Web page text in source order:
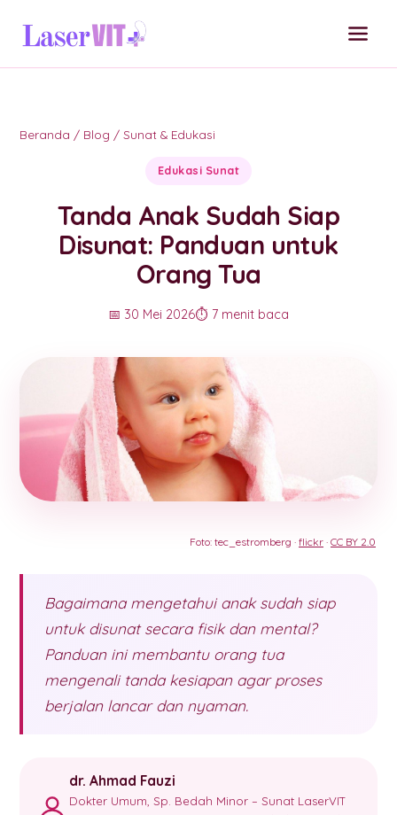
Beranda / Blog / Sunat & Edukasi
Edukasi Sunat
Tanda Anak Sudah Siap
Disunat: Panduan untuk
Orang Tua
📅 30 Mei 2026⏱️ 7 menit baca
Foto: tec_estromberg · flickr · CC BY 2.0
Bagaimana mengetahui anak sudah siap
untuk disunat secara fisik dan mental?
Panduan ini membantu orang tua
mengenali tanda kesiapan agar proses
berjalan lancar dan nyaman.
dr. Ahmad Fauzi
Dokter Umum, Sp. Bedah Minor – Sunat LaserVIT